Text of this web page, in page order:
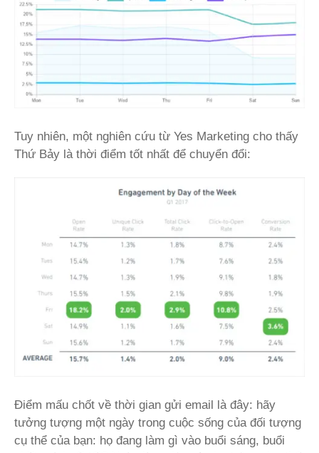
Tuy nhiên, một nghiên cứu từ Yes Marketing cho thấy
Thứ Bảy là thời điểm tốt nhất để chuyển đổi:
Điểm mấu chốt về thời gian gửi email là đây: hãy
tưởng tượng một ngày trong cuộc sống của đối tượng
cụ thể của bạn: họ đang làm gì vào buổi sáng, buổi